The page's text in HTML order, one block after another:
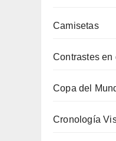
Camisetas
Contrastes en
Copa del
Cronología